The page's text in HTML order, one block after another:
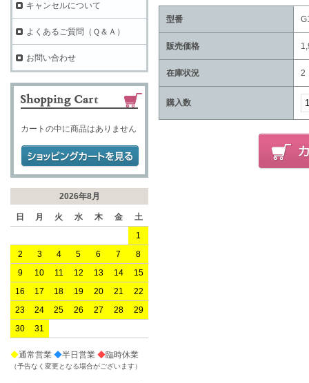
型番
販売価格
在庫状況 2
購入数
キャンセルについて
よくあるご質問（Ｑ＆Ａ）
お問い合わせ
カートの中に商品はありません
2026年8月
日 月 火 水 木 金
土
1
2
3 4 5 6 7
8
9
10 11 12 13 14
15
16
17 18 19 20 21
22
23
24 25 26 27 28
29
30
31
◆通常営業 ◆半日営業 ◆臨時休業
（予告なく変更となる場合がございます）